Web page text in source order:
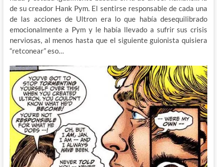
de su creador Hank Pym. El sentirse responsable de cada una
de las acciones de Ultron era lo que había desequilibrado
emocionalmente a Pym y le había llevado a sufrir sus crisis
nerviosas, al menos hasta que el siguiente guionista quisiera
“retconear” eso…